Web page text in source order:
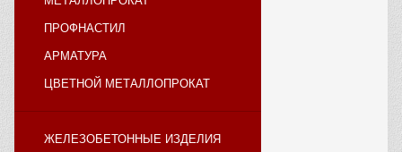
ПРОФНАСТИЛ
АРМАТУРА
ЦВЕТНОЙ МЕТАЛЛОПРОКАТ
ЖЕЛЕЗОБЕТОННЫЕ ИЗДЕЛИЯ